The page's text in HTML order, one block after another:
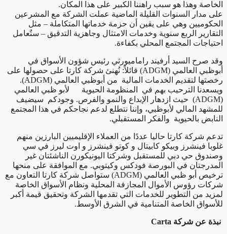
الخاصة وهذا هو سبب راهننا الكبير على هذا المكان.
على مدار السنوات القليلة الماضية عملت الشركة مع المشرعين
الحكوميين وهي على يقين أن حزمة خدماتها المتكاملة – مثل
التقارير الربع سنوية وخدمات الامتثال وجاهزية التدقيق – ستُعامل
احتياجات المجتمع المحلي بكفاءة.
وقد صرح السيد أرفيند راماميورثي رئيس شؤون الأسواق في
أبوظبي العالمي (ADGM) قائلاً: نُهنئ شركة كارتا على حصولها على
رخصتها لتقديم الخدمات المالية من أبوظبي العالمي (ADGM).
ويسعدنا الترحيب بهم في المنظومة الحيوية لأبو ظبي العالمي
(ADGM) حيث ازدهار الإبداع والنمو والفرص. وجودكم سيضيف
للمشهد المالي لأبوظبي، وإننا نتطلع لدعم نجاحكم في هذا المجتمع
النابض بالحيوية والفكر المستقبلي.
تدعم شركة كارتا حاليا عددًا من العملاء الإقليميين البارزين منهم
غلوبا فينشرز وبيكو كابيتال و كوتو فينشرز و اوت ليرز في سي
وصندوق حي دبي للمستقبل وشركتا اليونيكورن الناشئتان غير
المدرجتان في البورصة فودكس وكيتوبي. مع الموافقة على منحها
ترخيص أبو ظبي العالمي (ADGM) ستواصل شركة كارتا التعاون مع
شركات رؤوس الأموال المجازفة المحلية ونظام الأسواق الخاصة
لمزيد من التطوير للخدمات التي تقدمها الشركة وتحقيق قيمة أكبر
للأسواق الخاصة المتنامية في الشرق الأوسط.
نبذة عن شركة